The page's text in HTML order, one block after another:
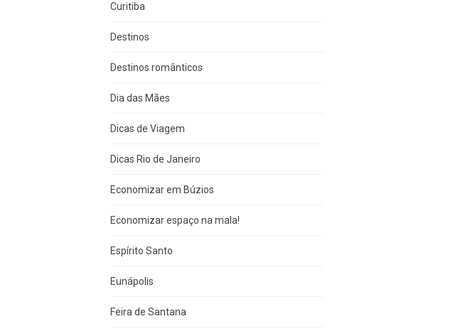
Curitiba
Destinos
Destinos românticos
Dia das Mães
Dicas de Viagem
Dicas Rio de Janeiro
Economizar em Búzios
Economizar espaço na mala!
Espírito Santo
Eunápolis
Feira de Santana